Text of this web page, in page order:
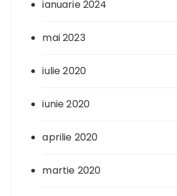
ianuarie 2024
mai 2023
iulie 2020
iunie 2020
aprilie 2020
martie 2020